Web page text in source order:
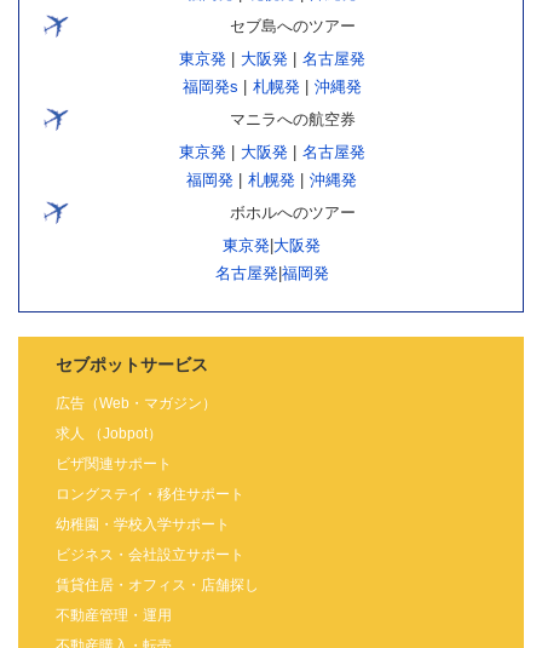
セブ島へのツアー
東京発| 大阪発| 名古屋発
福岡発s
札幌発| 沖縄発
マニラへの航空券
東京発| 大阪発| 名古屋発
福岡発
札幌発
沖縄発
ボホルへのツアー
東京発 大阪発
名古屋発| 福岡発
セブポットサービス
広告（Web・マガジン）
求人 （Jobpot）
ビザ関連サポート
ロングステイ・移住サポート
幼稚園・学校入学サポート
ビジネス・会社設立サポート
賃貸住居・オフィス・店舗探し
不動産管理・運用